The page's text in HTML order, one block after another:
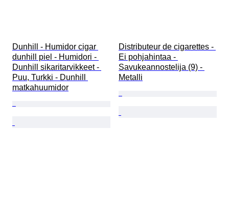
Dunhill - Humidor cigar
dunhill piel - Humidori -
Dunhill sikaritarvikkeet -
Puu, Turkki - Dunhill
matkahuumidor
Distributeur de cigarettes -
Ei pohjahintaa -
Savukeannostelija (9) -
Metalli